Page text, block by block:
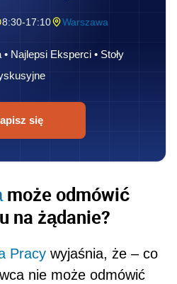
8:30-17:10 Warszawa
Najlepsi Eksperci • Stoły
się
może odmówić
na żądanie?
Pracy wyjaśnia, że – co
nie może odmówić